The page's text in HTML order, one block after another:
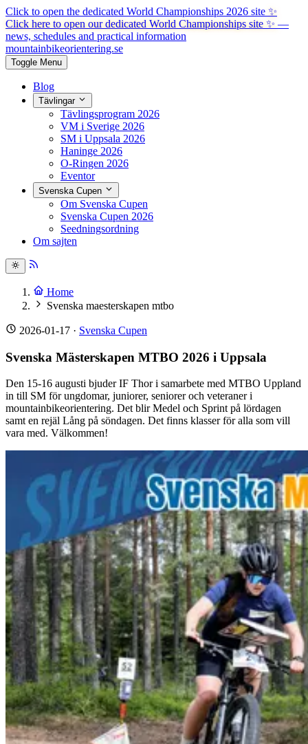
Click to open the dedicated World Championships 2026 site ✨
Click here to open our dedicated World Championships site ✨—
news, schedules and practical information
mountainbikeorientering.se
Toggle Menu
Blog
Tävlingar
Tävlingsprogram 2026
VM i Sverige 2026
SM i Uppsala 2026
Haninge 2026
O-Ringen 2026
Eventor
Svenska Cupen
Om Svenska Cupen
Svenska Cupen 2026
Seedningsordning
Om sajten
Home
Svenska maesterskapen mtbo
2026-01-17 · Svenska Cupen
Svenska Mästerskapen MTBO 2026 i Uppsala
Den 15-16 augusti bjuder IF Thor i samarbete med MTBO Uppland
in till SM för ungdomar, juniorer, seniorer och veteraner i
mountainbikeorientering. Det blir Medel och Sprint på lördagen
samt en rejäl Lång på söndagen. Det finns klasser för alla som vill
vara med. Välkommen!